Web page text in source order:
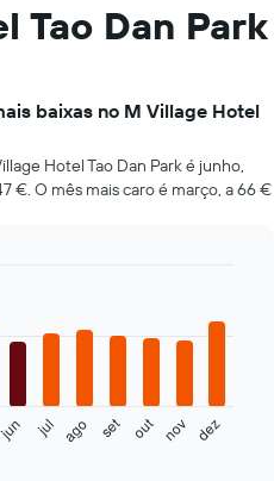
Tao Dan Park
baixas no M Village Hotel
Hotel Tao Dan Park é junho,
€. O mês mais caro é março, a 66 €
jun jul ago set out nov dez